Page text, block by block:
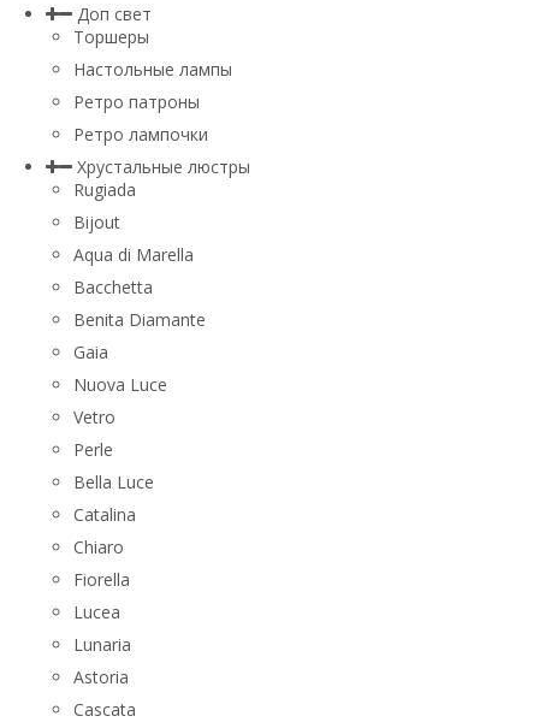
Доп свет
Торшеры
Настольные лампы
Ретро патроны
Ретро лампочки
Хрустальные люстры
Rugiada
Bijout
Aqua di Marella
Bacchetta
Benita Diamante
Gaia
Nuova Luce
Vetro
Perle
Bella Luce
Сatalina
Chiaro
Fiorella
Lucea
Lunaria
Astoria
Cascata